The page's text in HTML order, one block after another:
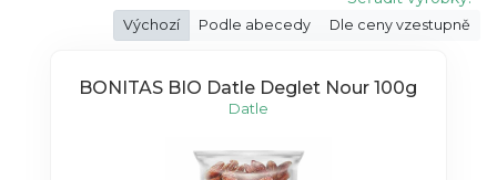
Výchozí Podle abecedy Dle ceny vzestupně
BONITAS BIO Datle Deglet Nour 100g
Datle